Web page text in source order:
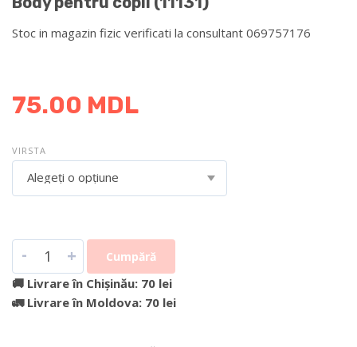
Stoc in magazin fizic verificati la consultant 069757176
75.00 MDL
VIRSTA
Alegeți o opțiune
- + Cumpără
🚚 Livrare în Chișinău: 70 lei
🚛 Livrare în Moldova: 70 lei